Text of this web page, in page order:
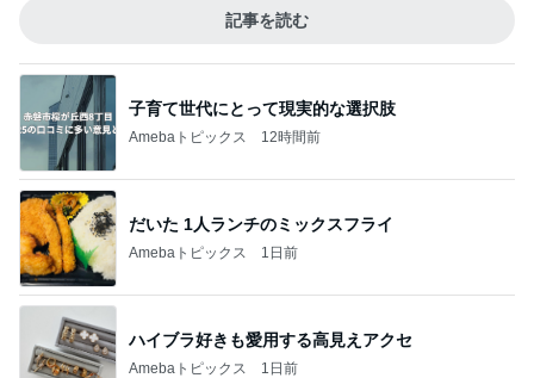
記事を読む
子育て世代にとって現実的な選択肢
Amebaトピックス 12時間前
だいた 1人ランチのミックスフライ
Amebaトピックス 1日前
ハイブラ好きも愛用する高見えアクセ
Amebaトピックス 1日前